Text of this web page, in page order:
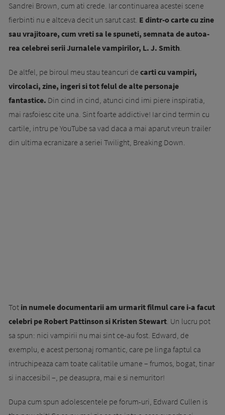
Sandrei Brown, cum ati crede. Iar continuarea acestei scene
fierbinti nu e altceva decit un sarut cast. E dintr-o carte cu zine
sau vrajitoare, cum vreti sa le spuneti, semnata de au­toa­
rea celebrei serii Jurnalele vampirilor, L. J. Smith.
De altfel, pe biroul meu stau teancuri de carti cu vampiri,
vircolaci, zine, ingeri si tot felul de alte personaje
fantastice. Din cind in cind, atunci cind imi piere inspiratia,
mai rasfoiesc cite una. Sint foarte addicti­ve! Iar cind termin cu
cartile, intru pe You­Tu­be sa vad daca a mai aparut vreun trailer
din ultima ecra­nizare a seriei Twilight, Brea­king Down.
Tot in numele do­cu­men­tarii am urmarit filmul care i-a facut
celebri pe Robert Pattinson si Kristen Stewart. Un lucru pot
sa spun: nici vampirii nu mai sint ce-au fost. Edward, de
exemplu, e acest personaj romantic, care pe linga faptul ca
intru­chi­pea­za cam toate ca­litatile uma­ne – frumos, bogat, tinar
si inaccesibil –, pe deasup­ra, mai e si nemuritor!
Du­pa cum spun adolescentele pe forum-uri, Ed­ward Cullen is